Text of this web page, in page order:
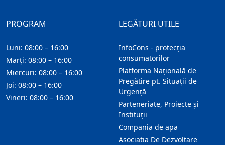
LEGĂTURI UTILE
InfoCons - protecția
consumatorilor
Platforma Națională de
Pregătire pt. Situații de
Urgență
Parteneriate, Proiecte și
Instituții
Compania de apa
Asociatia De Dezvoltare
PROGRAM
Luni: 08:00 – 16:00
Marți: 08:00 – 16:00
Miercuri: 08:00 – 16:00
Joi: 08:00 – 16:00
Vineri: 08:00 – 16:00